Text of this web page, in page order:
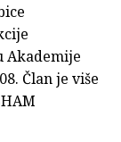
Akademije
Član je više